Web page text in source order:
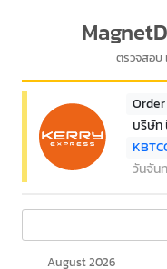
ตรวจสอบ
Order
บริษัท
วันจัน
August 2026